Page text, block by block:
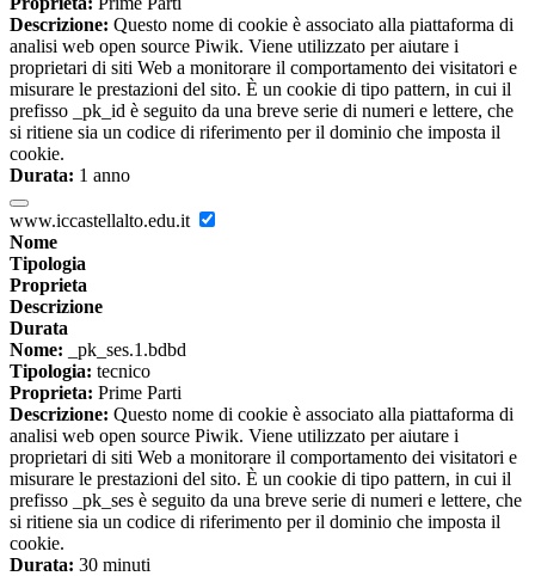
Descrizione: Questo nome di cookie è associato alla piattaforma di
analisi web open source Piwik. Viene utilizzato per aiutare i
proprietari di siti Web a monitorare il comportamento dei visitatori e
misurare le prestazioni del sito. È un cookie di tipo pattern, in cui il
prefisso _pk_id è seguito da una breve serie di numeri e lettere, che
si ritiene sia un codice di riferimento per il dominio che imposta il
cookie.
Durata: 1 anno
www.iccastellalto.edu.it
Nome
Tipologia
Proprieta
Descrizione
Durata
Nome: _pk_ses.1.bdbd
Tipologia: tecnico
Proprieta: Prime Parti
Descrizione: Questo nome di cookie è associato alla piattaforma di
analisi web open source Piwik. Viene utilizzato per aiutare i
proprietari di siti Web a monitorare il comportamento dei visitatori e
misurare le prestazioni del sito. È un cookie di tipo pattern, in cui il
prefisso _pk_ses è seguito da una breve serie di numeri e lettere, che
si ritiene sia un codice di riferimento per il dominio che imposta il
cookie.
Durata: 30 minuti